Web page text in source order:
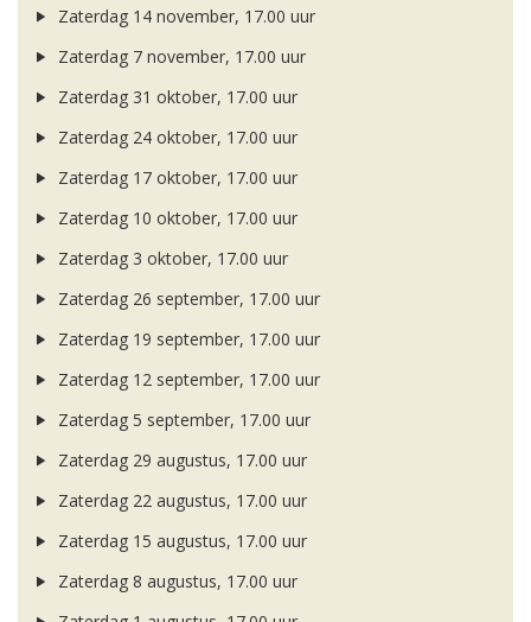
Zaterdag 14 november, 17.00 uur
Zaterdag 7 november, 17.00 uur
Zaterdag 31 oktober, 17.00 uur
Zaterdag 24 oktober, 17.00 uur
Zaterdag 17 oktober, 17.00 uur
Zaterdag 10 oktober, 17.00 uur
Zaterdag 3 oktober, 17.00 uur
Zaterdag 26 september, 17.00 uur
Zaterdag 19 september, 17.00 uur
Zaterdag 12 september, 17.00 uur
Zaterdag 5 september, 17.00 uur
Zaterdag 29 augustus, 17.00 uur
Zaterdag 22 augustus, 17.00 uur
Zaterdag 15 augustus, 17.00 uur
Zaterdag 8 augustus, 17.00 uur